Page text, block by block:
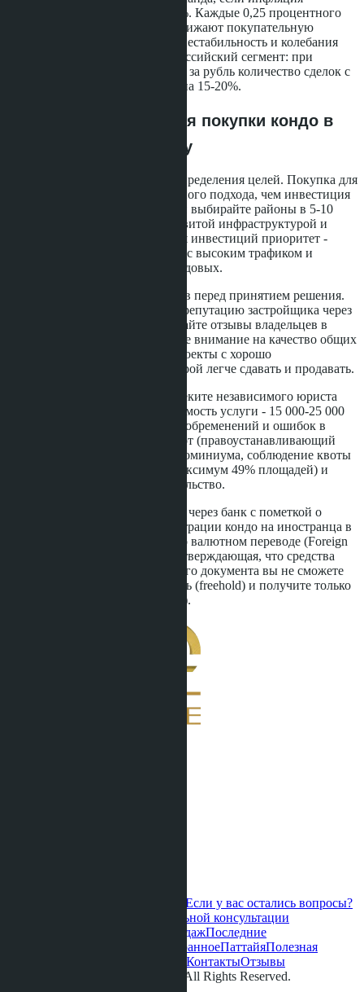
превысит целевой коридор 1-3%. Каждые 0,25 процентного
пункта удорожают ипотеку и снижают покупательную
способность. Геополитическая нестабильность и колебания
курса рубля также влияют на российский сегмент: при
ослаблении рубля ниже 0,35 бат за рубль количество сделок с
участием россиян сокращается на 15-20%.
Практические шаги для покупки кондо в
Джомтьене в 2026 году
Начните с анализа бюджета и определения целей. Покупка для
личного проживания требует иного подхода, чем инвестиция
под сдачу в аренду. Для зимовки выбирайте районы в 5-10
минутах ходьбы от пляжа, с развитой инфраструктурой и
русскоязычным комьюнити. Для инвестиций приоритет -
проекты в туристических зонах с высоким трафиком и
доходностью от аренды 6-8% годовых.
Изучите минимум пять проектов перед принятием решения.
Посетите шоу-румы, проверьте репутацию застройщика через
независимые источники, почитайте отзывы владельцев в
тематических группах. Обратите внимание на качество общих
зон: бассейн, фитнес, лобби. Проекты с хорошо
поддерживаемой инфраструктурой легче сдавать и продавать.
При оформлении сделки привлеките независимого юриста
для проверки документов. Стоимость услуги - 15 000-25 000
бат, но это защитит от скрытых обременений и ошибок в
договоре. Юрист проверит Чанот (правоустанавливающий
документ на землю), устав кондоминиума, соблюдение квоты
иностранной собственности (максимум 49% площадей) и
наличие разрешений на строительство.
Переводите деньги официально через банк с пометкой о
целевом назначении. Для регистрации кондо на иностранца в
Лэнд Офисе требуется справка о валютном переводе (Foreign
Exchange Transaction Form), подтверждающая, что средства
поступили из-за рубежа. Без этого документа вы не сможете
оформить полную собственность (freehold) и получите только
долгосрочную аренду (leasehold).
Если у вас остались вопросы?
Свяжитесь с нами для персональной консультации
Старт продажПоследние
ИзбранноеПаттайяПолезная
КонтактыОтзывы
© LETO CONDOS 2013 - 2026. All Rights Reserved.